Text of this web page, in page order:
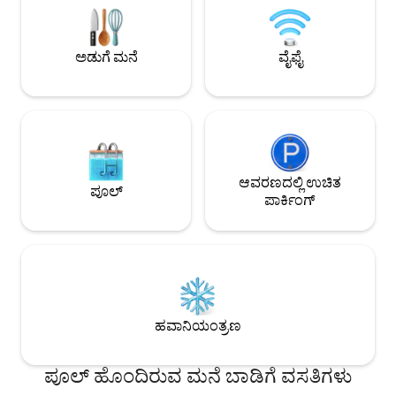
ಕೊಡುಗೆಗಳೊಂದಿಗೆ ಶುಕ್ರವಾರದಿಂದ
ಭಾನುವಾರದವರೆಗೆ ವಾರಾಂತ್ಯದ ಬಾಡಿಗೆ; ದಯವಿಟ್ಟು
ನನ್ನನ್ನು ಸಂಪರ್ಕಿಸಿ, ಏಕೆಂದರೆ ವಾರಾಂತ್ಯದ ಬೆಲೆಗಳು
ವಾರದ ದಿನಗಳ ಬೆಲೆಗಳಿಗಿಂತ ಹೆಚ್ಚಾಗಿರುತ್ತವೆ.
ಪರ್ವತಗಳ ನಡುವೆ
ಸಮಯ. ನಿಮ್ಮ ಹೋಸ್ಟ್ ಕ್ಲೋಯೆ ಪಕ್ಕದ ಫಾರ್ಮ್‌ನಲ್ಲಿ
ವಾಸಿಸುತ್ತಾರೆ. ಬೈ
ನಿಮಿಷಗಳು.
ಅಡುಗೆ ಮನೆ ವೈಫೈ
ಪೂಲ್
ಆವರಣದಲ್ಲಿ ಉಚಿತ
ಪಾರ್ಕಿಂಗ್
ಹವಾನಿಯಂತ್ರಣ
ಪೂಲ್ ಹೊಂದಿರುವ ಮನೆ ಬಾಡಿಗೆ ವಸತಿಗಳು